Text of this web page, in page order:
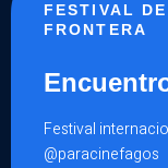
FESTIVAL
FRONTERA
Festival
@paracinefagos